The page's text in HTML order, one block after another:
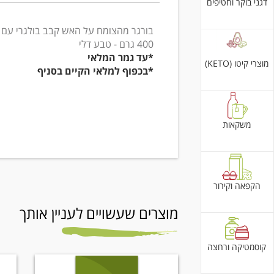
מוצרי קיטו (KETO)
משקאות
הקפאה וקירור
קוסמטיקה ורחצה
בורגר מהצומח על האש קבב בולגרי עם
400 גרם - טבע דלי
*עד גמר המלאי
*בכפוף למלאי הקיים בסניף
מוצרים שעשויים לעניין אותך